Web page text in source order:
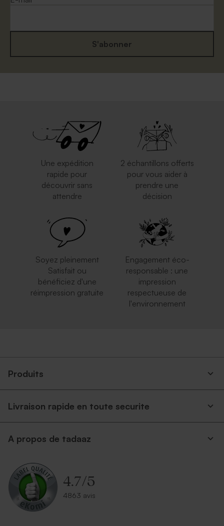
Enveloppe naissance papier
S'abonner
Une expédition
rapide pour
découvrir sans
attendre
2 échantillons offerts
pour vous aider à
prendre une
décision
Soyez pleinement
Satisfait ou
bénéficiez d'une
réimpression gratuite
Engagement éco-
responsable : une
impression
respectueuse de
l'environnement
Produits
Livraison rapide en toute securite
A propos de tadaaz
4.7/5
4863 avis